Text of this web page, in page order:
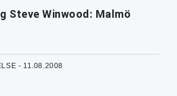
Steve Winwood: Malmö
- 11.08.2008